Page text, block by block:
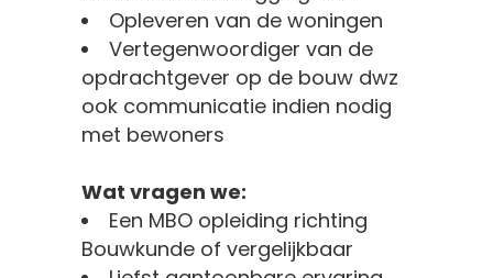
Opleveren van de woningen
Vertegenwoordiger van de
opdrachtgever op de bouw dwz
ook communicatie indien nodig
met bewoners
Wat vragen we:
Een MBO opleiding richting
Bouwkunde of vergelijkbaar